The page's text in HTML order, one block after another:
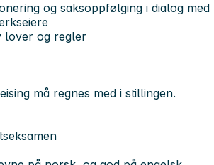
og saksoppfølging i dialog med
lover og regler
må regnes med i stillingen.